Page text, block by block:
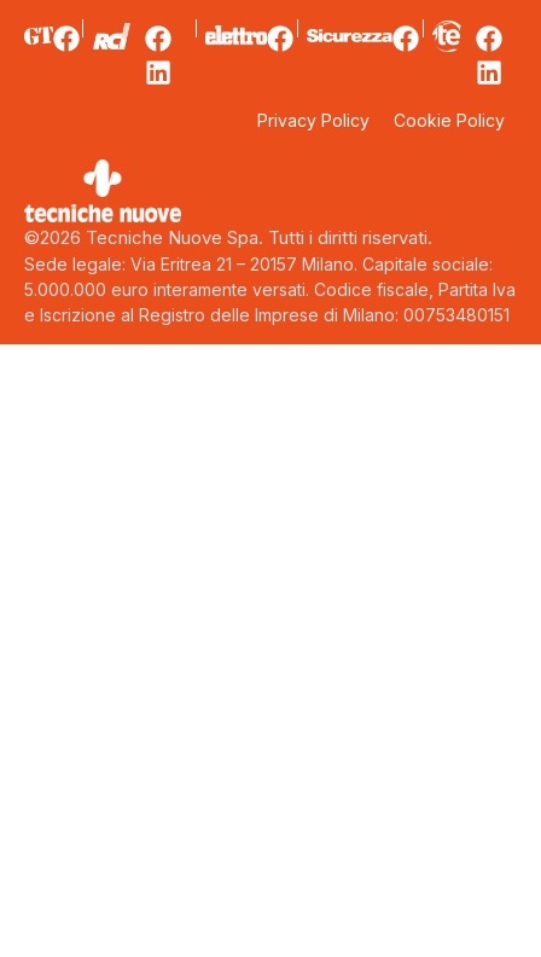
Privacy Policy Cookie Policy
©2026 Tecniche Nuove Spa. Tutti i diritti riservati.
Sede legale: Via Eritrea 21 – 20157 Milano. Capitale sociale:
5.000.000 euro interamente versati. Codice fiscale, Partita Iva
e Iscrizione al Registro delle Imprese di Milano: 00753480151